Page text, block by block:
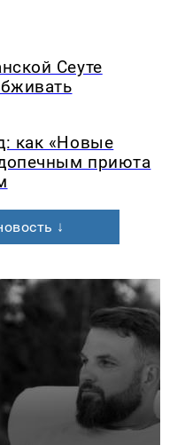
Сеуте
как «Новые
приюта
↓